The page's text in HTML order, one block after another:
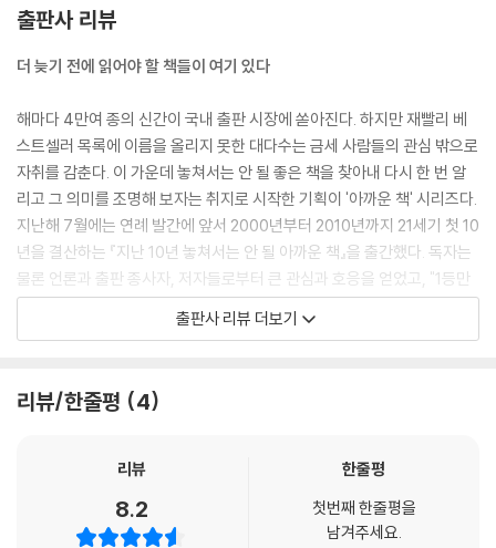
는다. ---p.114 곽정수, 「이것은 책이 아니라 분노이자 절규다」, 『삼성이
버린 또 하나의 가족』
우리는 흔히 평화의 반대는 전쟁이라고 생각합니다. 하지만 코스타리카인
의 가치관에서 평화는 그보다 훨씬 적극적이고 넓은 의미를 가집니다. 단
순히 전쟁이 없다거나 전쟁에 반대하는 것이 아니라, 즐겁고 편안한 세상
을 만드는 실천, '반대'를 넘어 '긍정'의 세계를 지향하는 적극적인 비전이
바로 평화인 것이지요. 그래서 코스타리카인들은 군대를 폐지하고, 교도소
의 콘크리트 담장을 없애고, 어린이도 위헌 소송을 제기할 수 있고, 누구나
무상 진료를 받을 수 있는 나라를 만들었습니다.---p.140 김이경, 「코스타
리카의 작지만 온전한 평화」, 『군대를 버린 나라』
지를 질타한다. "우리가 그를 모르는 것은 우리 역사 교육의 한심한 수준과
사회주의 운동의 선구자」, 『나는 사회주의자다』
『한국 경제의 미필적 고의』는 무림 최강의 비급(秘)이다. (…) 만약 이 책
출판사 리뷰
더 늦기 전에 읽어야 할 책들이 여기 있다
해마다 4만여 종의 신간이 국내 출판 시장에 쏟아진다. 하지만 재빨리 베
스트셀러 목록에 이름을 올리지 못한 대다수는 금세 사람들의 관심 밖으로
자취를 감춘다. 이 가운데 놓쳐서는 안 될 좋은 책을 찾아내 다시 한 번 알
리고 그 의미를 조명해 보자는 취지로 시작한 기획이 '아까운 책' 시리즈다.
지난해 7월에는 연례 발간에 앞서 2000년부터 2010년까지 21세기 첫 10
년을 결산하는 『지난 10년 놓쳐서는 안 될 아까운 책』을 출간했다. 독자는
물론 언론과 출판 종사자, 저자들로부터 큰 관심과 호응을 얻었고, "1등만
기억하는 시장에서 보기 드문 좋은 기획"으로 평가 받기도 했다.
첫 시도의 연착륙에 힘입어 연례 발간의 출발인 『아까운 책 2012』 작업으
참여했다. 필자들은 지난 한 해 출간된 책 가운데 아깝게 묻혔으나 재조명
다. 인문, 사회, 경제·경영, 문학, 어린이·청소년, 과학, 문화·예술 등 7개 분
으면 좋은 책'과 '저자의 다른 책'도 안내한다.
출판사 리뷰 더보기
리뷰/한줄평 4
리뷰
8.2
한줄평
첫번째 한줄평을
남겨주세요.